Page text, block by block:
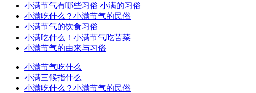
小满节气有哪些习俗 小满的习俗
小满吃什么？小满节气的民俗
小满节气的饮食习俗
小满吃什么！小满节气吃苦菜
小满节气的由来与习俗
小满节气吃什么
小满三候指什么
小满吃什么？小满节气的民俗